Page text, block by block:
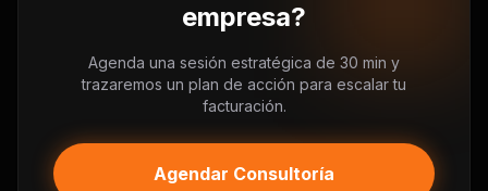
empresa?
Agenda una sesión estratégica de 30 min y
trazaremos un plan de acción para escalar tu
facturación.
Agendar Consultoría